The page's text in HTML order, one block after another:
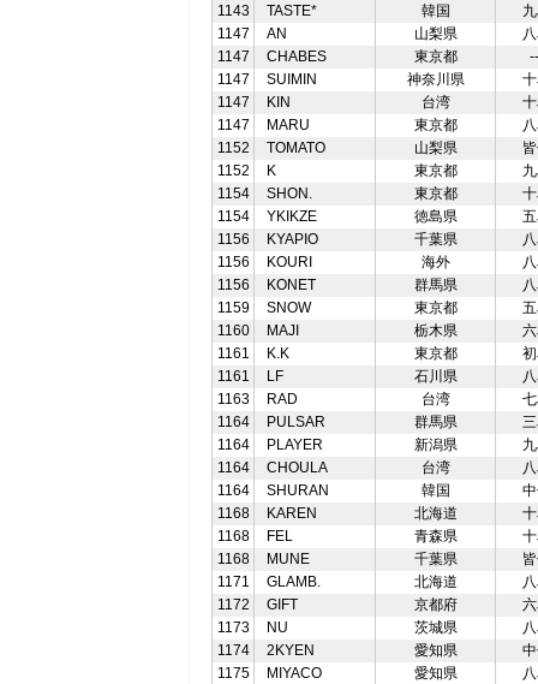
1143
TASTE* 韓国
1147
AN 山梨県
1147
CHABES 東京都
1147
SUIMIN 神奈川県
1147
KIN 台湾
1147
MARU 東京都
1152
TOMATO 山梨県
1152
K 東京都
1154
SHON. 東京都
1154
YKIKZE 徳島県
1156
KYAPIO 千葉県
1156
KOURI 海外
1156
KONET 群馬県
1159
SNOW 東京都
1160
MAJI 栃木県
1161
K.K 東京都
1161
LF 石川県
1163
RAD 台湾
1164
PULSAR 群馬県
1164
PLAYER 新潟県
1164
CHOULA 台湾
1164
SHURAN 韓国
1168
KAREN 北海道
1168
FEL 青森県
1168
MUNE 千葉県
1171
GLAMB. 北海道
1172
GIFT 京都府
1173
NU 茨城県
1174
2KYEN 愛知県
1175
MIYACO 愛知県